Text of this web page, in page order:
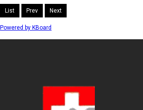
List Prev Next
Powered by KBoard